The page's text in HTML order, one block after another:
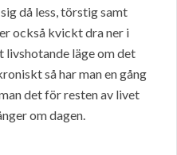
då less, törstig samt
också kvickt dra ner i
livshotande läge om det
så har man en gång
det för resten av livet
om dagen.